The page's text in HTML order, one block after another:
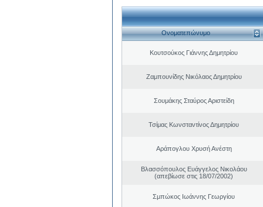
Ονοματεπώνυμο
Κουτσούκος Γιάννης Δημητρίου
Ζαμπουνίδης Νικόλαος Δημητρίου
Σουμάκης Σταύρος Αριστείδη
Τσίμας Κωνσταντίνος Δημητρίου
Αράπογλου Χρυσή Ανέστη
Βλασσόπουλος Ευάγγελος Νικολάου
(απεβίωσε στις 18/07/2002)
Σμπώκος Ιωάννης Γεωργίου